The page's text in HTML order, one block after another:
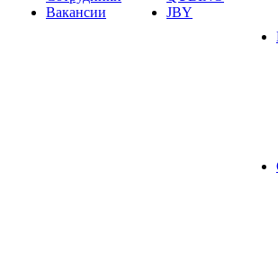
Вакансии
JBY